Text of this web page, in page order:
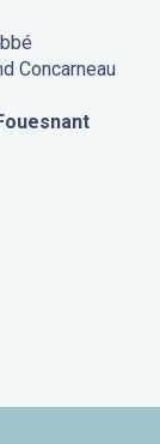
Concarneau